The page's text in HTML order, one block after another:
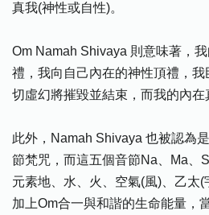
真我(神性或自性)。
Om Namah Shivaya 則意味著，
禮，我向自己內在的神性頂禮，
切虛幻將摧毀並結束，而我的內在
此外，Namah Shivaya 也被認為
節梵咒，而這五個音節Na、Ma、
元素地、水、火、空氣(風)、乙太(
加上Om合一與和諧的生命能量，